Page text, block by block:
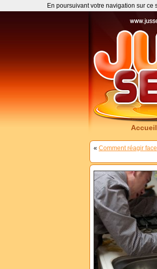
Accueil
« Comment réagir
En poursuivant votre navigation sur ce